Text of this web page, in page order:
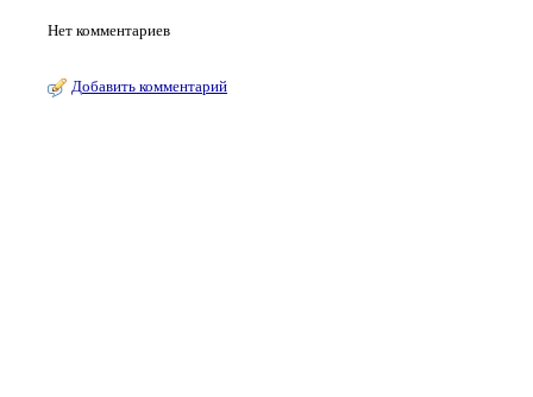
Нет комментариев
Добавить комментарий